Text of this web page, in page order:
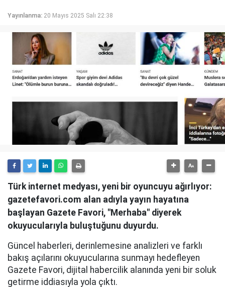
Yayınlanma: 20 Mayıs 2025 Salı 22:38
Türk internet medyası, yeni bir oyuncuyu ağırlıyor:
gazetefavori.com alan adıyla yayın hayatına
başlayan Gazete Favori, "Merhaba" diyerek
okuyucularıyla buluştuğunu duyurdu.
Güncel haberleri, derinlemesine analizleri ve farklı
bakış açılarını okuyucularına sunmayı hedefleyen
Gazete Favori, dijital habercilik alanında yeni bir soluk
getirme iddiasıyla yola çıktı.